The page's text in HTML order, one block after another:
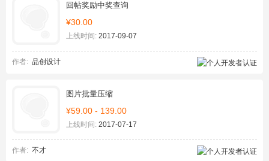
回帖奖励中奖查询
¥30.00
上线时间: 2017-09-07
作者: 品创设计
图片批量压缩
¥59.00 - 139.00
上线时间: 2017-07-17
作者: 不才